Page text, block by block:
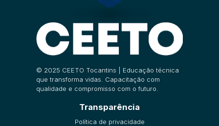
© 2025 CEETO Tocantins | Educação técnica
que transforma vidas. Capacitação com
qualidade e compromisso com o futuro.
Transparência
Política de privacidade